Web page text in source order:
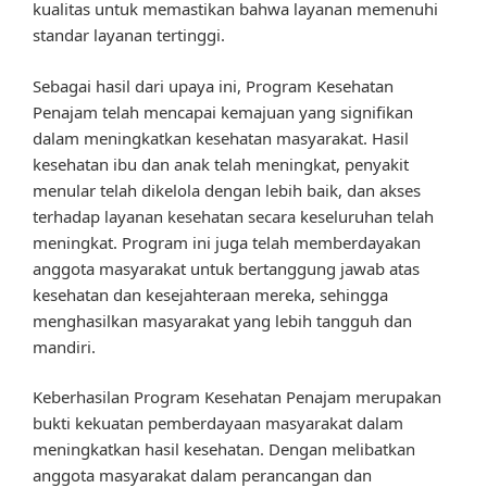
kualitas untuk memastikan bahwa layanan memenuhi
standar layanan tertinggi.
Sebagai hasil dari upaya ini, Program Kesehatan
Penajam telah mencapai kemajuan yang signifikan
dalam meningkatkan kesehatan masyarakat. Hasil
kesehatan ibu dan anak telah meningkat, penyakit
menular telah dikelola dengan lebih baik, dan akses
terhadap layanan kesehatan secara keseluruhan telah
meningkat. Program ini juga telah memberdayakan
anggota masyarakat untuk bertanggung jawab atas
kesehatan dan kesejahteraan mereka, sehingga
menghasilkan masyarakat yang lebih tangguh dan
mandiri.
Keberhasilan Program Kesehatan Penajam merupakan
bukti kekuatan pemberdayaan masyarakat dalam
meningkatkan hasil kesehatan. Dengan melibatkan
anggota masyarakat dalam perancangan dan